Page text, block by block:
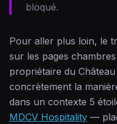
bloqué.
Pour aller plus loin, le
sur les pages
propriétaire du
concrètement la
dans un contexte 5
MDCV Hospitality —